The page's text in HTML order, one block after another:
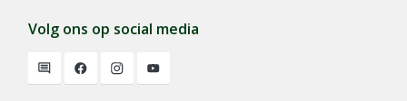
Volg ons op social media